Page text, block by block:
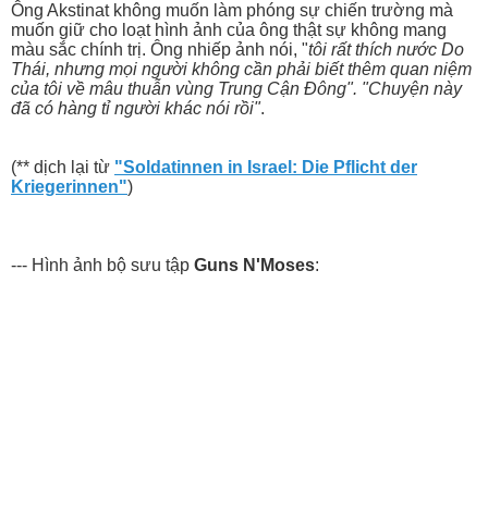
Ông Akstinat không muốn làm phóng sự chiến trường mà
muốn giữ cho loạt hình ảnh của ông thật sự không mang
màu sắc chính trị. Ông nhiếp ảnh nói, "tôi rất thích nước Do
Thái, nhưng mọi người không cần phải biết thêm quan niệm
của tôi về mâu thuẫn vùng Trung Cận Đông". "Chuyện này
đã có hàng tỉ người khác nói rồi".
(** dịch lại từ "Soldatinnen in Israel: Die Pflicht der
Kriegerinnen")
--- Hình ảnh bộ sưu tập Guns N'Moses: